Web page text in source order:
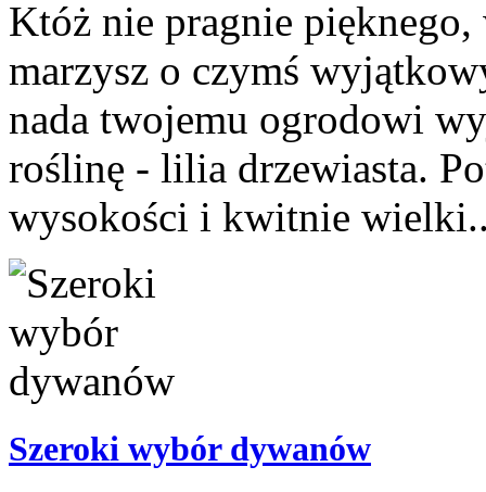
Któż nie pragnie
marzysz o czymś
nada twojemu ogrodowi
roślinę - lilia drzewiasta.
wysokości i kwitnie
Szeroki wybór dywanów